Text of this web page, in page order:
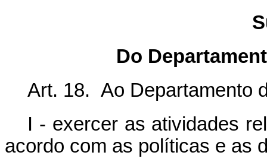
Do
Art. 18. Ao Departamento
I - exercer as atividades
acordo com as políticas e as